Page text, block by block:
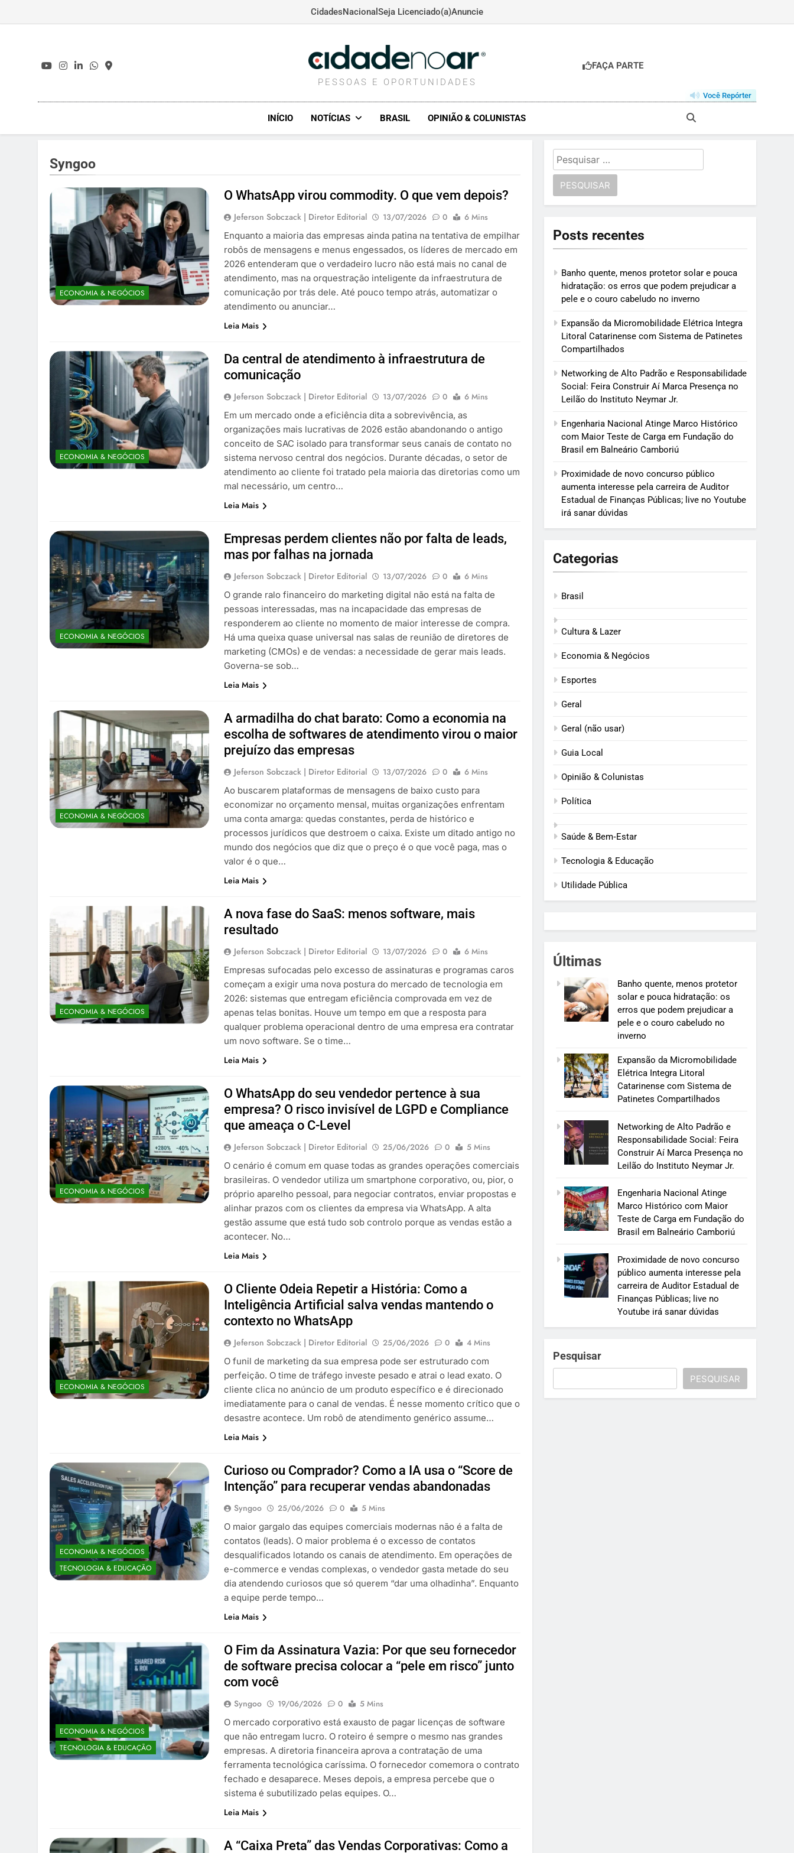
CidadesNacional Seja Licenciado(a)Anuncie
CIDADENOAR.COM
PESSOAS E OPORTUNIDADES
FAÇA PARTE
Você Repórter
INÍCIO NOTÍCIAS BRASIL OPINIÃO & COLUNISTAS
Syngoo
ECONOMIA & NEGÓCIOS
O WhatsApp virou commodity. O que vem depois?
Jeferson Sobczack | Diretor Editorial 13/07/2026 0
6 Mins
Enquanto a maioria das empresas ainda patina na tentativa de empilhar
robôs de mensagens e menus engessados, os líderes de mercado em
2026 entenderam que o verdadeiro lucro não está mais no canal de
atendimento, mas na orquestração inteligente da infraestrutura de
comunicação por trás dele. Até pouco tempo atrás, automatizar o
atendimento ou anunciar…
Leia Mais
ECONOMIA & NEGÓCIOS
Da central de atendimento à infraestrutura de
comunicação
Jeferson Sobczack | Diretor Editorial 13/07/2026 0
6 Mins
Em um mercado onde a eficiência dita a sobrevivência, as
organizações mais lucrativas de 2026 estão abandonando o antigo
conceito de SAC isolado para transformar seus canais de contato no
sistema nervoso central dos negócios. Durante décadas, o setor de
atendimento ao cliente foi tratado pela maioria das diretorias como um
mal necessário, um centro…
Leia Mais
ECONOMIA & NEGÓCIOS
Empresas perdem clientes não por falta de leads,
mas por falhas na jornada
Jeferson Sobczack | Diretor Editorial 13/07/2026 0
6 Mins
O grande ralo financeiro do marketing digital não está na falta de
pessoas interessadas, mas na incapacidade das empresas de
responderem ao cliente no momento de maior interesse de compra.
Há uma queixa quase universal nas salas de reunião de diretores de
marketing (CMOs) e de vendas: a necessidade de gerar mais leads.
Governa-se sob…
Leia Mais
ECONOMIA & NEGÓCIOS
A armadilha do chat barato: Como a economia na
escolha de softwares de atendimento virou o maior
prejuízo das empresas
Jeferson Sobczack | Diretor Editorial 13/07/2026 0
6 Mins
Ao buscarem plataformas de mensagens de baixo custo para
economizar no orçamento mensal, muitas organizações enfrentam
uma conta amarga: quedas constantes, perda de histórico e
processos jurídicos que destroem o caixa. Existe um ditado antigo no
mundo dos negócios que diz que o preço é o que você paga, mas o
valor é o que…
Leia Mais
ECONOMIA & NEGÓCIOS
A nova fase do SaaS: menos software, mais
resultado
Jeferson Sobczack | Diretor Editorial 13/07/2026 0
6 Mins
Empresas sufocadas pelo excesso de assinaturas e programas caros
começam a exigir uma nova postura do mercado de tecnologia em
2026: sistemas que entregam eficiência comprovada em vez de
apenas telas bonitas. Houve um tempo em que a resposta para
qualquer problema operacional dentro de uma empresa era contratar
um novo software. Se o time…
Leia Mais
ECONOMIA & NEGÓCIOS
O WhatsApp do seu vendedor pertence à sua
empresa? O risco invisível de LGPD e Compliance
que ameaça o C-Level
Jeferson Sobczack | Diretor Editorial 25/06/2026 0
5 Mins
O cenário é comum em quase todas as grandes operações comerciais
brasileiras. O vendedor utiliza um smartphone corporativo, ou, pior, o
próprio aparelho pessoal, para negociar contratos, enviar propostas e
alinhar prazos com os clientes da empresa via WhatsApp. A alta
gestão assume que está tudo sob controlo porque as vendas estão a
acontecer. No…
Leia Mais
ECONOMIA & NEGÓCIOS
O Cliente Odeia Repetir a História: Como a
Inteligência Artificial salva vendas mantendo o
contexto no WhatsApp
Jeferson Sobczack | Diretor Editorial 25/06/2026 0
4 Mins
O funil de marketing da sua empresa pode ser estruturado com
perfeição. O time de tráfego investe pesado e atrai o lead exato. O
cliente clica no anúncio de um produto específico e é direcionado
imediatamente para o canal de vendas. É nesse momento crítico que o
desastre acontece. Um robô de atendimento genérico assume…
Leia Mais
ECONOMIA & NEGÓCIOS
TECNOLOGIA & EDUCAÇÃO
Curioso ou Comprador? Como a IA usa o “Score de
Intenção” para recuperar vendas abandonadas
Syngoo 25/06/2026 0
5 Mins
O maior gargalo das equipes comerciais modernas não é a falta de
contatos (leads). O maior problema é o excesso de contatos
desqualificados lotando os canais de atendimento. Em operações de
e-commerce e vendas complexas, o vendedor gasta metade do seu
dia atendendo curiosos que só querem “dar uma olhadinha”. Enquanto
a equipe perde tempo…
Leia Mais
ECONOMIA & NEGÓCIOS
TECNOLOGIA & EDUCAÇÃO
O Fim da Assinatura Vazia: Por que seu fornecedor
de software precisa colocar a “pele em risco” junto
com você
Syngoo 19/06/2026 0
5 Mins
O mercado corporativo está exausto de pagar licenças de software
que não entregam lucro. O roteiro é sempre o mesmo nas grandes
empresas. A diretoria financeira aprova a contratação de uma
ferramenta tecnológica caríssima. O fornecedor comemora o contrato
fechado e desaparece. Meses depois, a empresa percebe que o
sistema é subutilizado pelas equipes. O…
Leia Mais
A “Caixa Preta” das Vendas Corporativas: Como a
Pesquisar
por:
Posts recentes
Banho quente, menos protetor solar e pouca
hidratação: os erros que podem prejudicar a
pele e o couro cabeludo no inverno
Expansão da Micromobilidade Elétrica Integra
Litoral Catarinense com Sistema de Patinetes
Compartilhados
Networking de Alto Padrão e Responsabilidade
Social: Feira Construir Aí Marca Presença no
Leilão do Instituto Neymar Jr.
Engenharia Nacional Atinge Marco Histórico
com Maior Teste de Carga em Fundação do
Brasil em Balneário Camboriú
Proximidade de novo concurso público
aumenta interesse pela carreira de Auditor
Estadual de Finanças Públicas; live no Youtube
irá sanar dúvidas
Categorias
Brasil
Cultura & Lazer
Economia & Negócios
Esportes
Geral
Geral (não usar)
Guia Local
Opinião & Colunistas
Política
Saúde & Bem‑Estar
Tecnologia & Educação
Utilidade Pública
Últimas
Banho quente, menos protetor
solar e pouca hidratação: os
erros que podem prejudicar a
pele e o couro cabeludo no
inverno
Expansão da Micromobilidade
Elétrica Integra Litoral
Catarinense com Sistema de
Patinetes Compartilhados
Networking de Alto Padrão e
Responsabilidade Social: Feira
Construir Aí Marca Presença no
Leilão do Instituto Neymar Jr.
Engenharia Nacional Atinge
Marco Histórico com Maior
Teste de Carga em Fundação do
Brasil em Balneário Camboriú
Proximidade de novo concurso
público aumenta interesse pela
carreira de Auditor Estadual de
Finanças Públicas; live no
Youtube irá sanar dúvidas
Pesquisar
PESQUISAR